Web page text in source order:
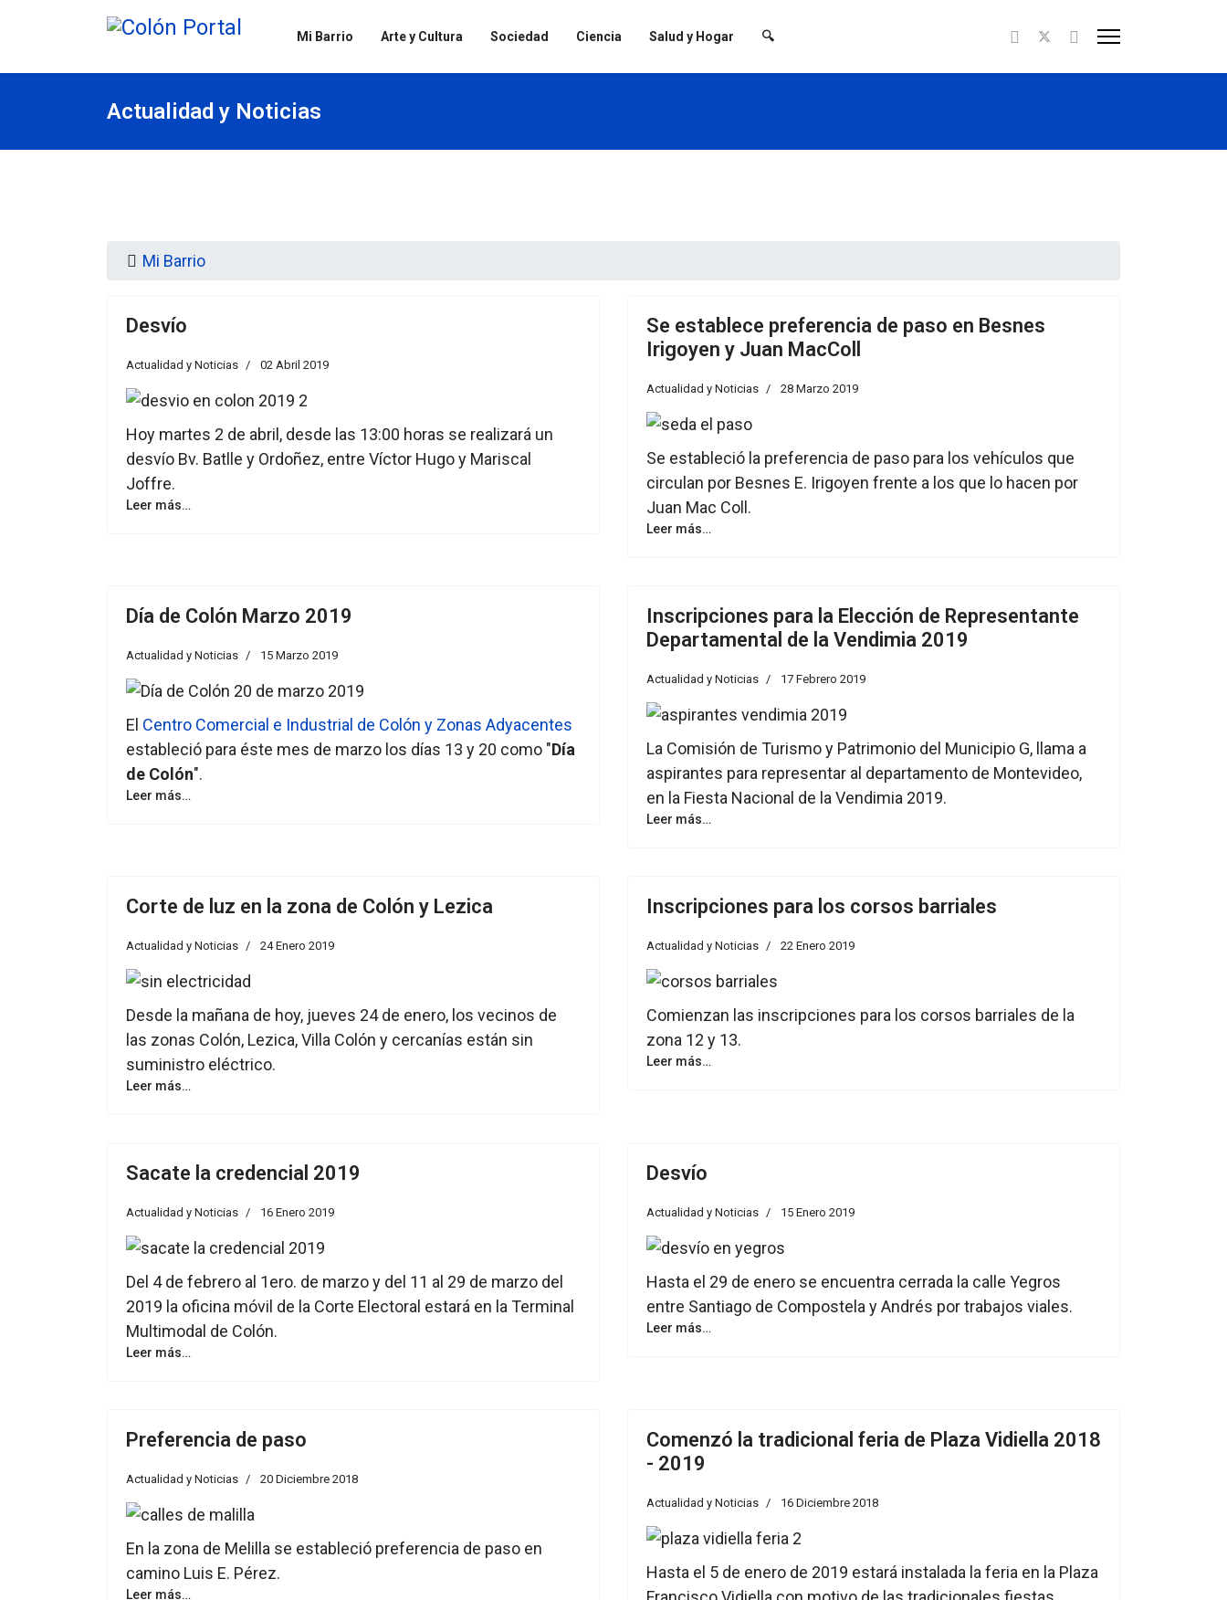
Mi Barrio Arte y Cultura Sociedad Ciencia Salud y Hogar 🔍
Actualidad y Noticias
Mi Barrio
Desvío
Actualidad y Noticias 02 Abril 2019
Hoy martes 2 de abril, desde las 13:00 horas se realizará un
desvío Bv. Batlle y Ordoñez, entre Víctor Hugo y Mariscal
Joffre.
Leer más…
Se establece preferencia de paso en Besnes
Irigoyen y Juan MacColl
Actualidad y Noticias 28 Marzo 2019
Se estableció la preferencia de paso para los vehículos que
circulan por Besnes E. Irigoyen frente a los que lo hacen por
Juan Mac Coll.
Leer más…
Día de Colón Marzo 2019
Actualidad y Noticias 15 Marzo 2019
El Centro Comercial e Industrial de Colón y Zonas Adyacentes
estableció para éste mes de marzo los días 13 y 20 como "Día
de Colón".
Leer más…
Inscripciones para la Elección de Representante
Departamental de la Vendimia 2019
Actualidad y Noticias 17 Febrero 2019
La Comisión de Turismo y Patrimonio del Municipio G, llama a
aspirantes para representar al departamento de Montevideo,
en la Fiesta Nacional de la Vendimia 2019.
Leer más…
Corte de luz en la zona de Colón y Lezica
Actualidad y Noticias 24 Enero 2019
Desde la mañana de hoy, jueves 24 de enero, los vecinos de
las zonas Colón, Lezica, Villa Colón y cercanías están sin
suministro eléctrico.
Leer más…
Inscripciones para los corsos barriales
Actualidad y Noticias 22 Enero 2019
Comienzan las inscripciones para los corsos barriales de la
zona 12 y 13.
Leer más…
Sacate la credencial 2019
Actualidad y Noticias 16 Enero 2019
Del 4 de febrero al 1ero. de marzo y del 11 al 29 de marzo del
2019 la oficina móvil de la Corte Electoral estará en la Terminal
Multimodal de Colón.
Leer más…
Desvío
Actualidad y Noticias 15 Enero 2019
Hasta el 29 de enero se encuentra cerrada la calle Yegros
entre Santiago de Compostela y Andrés por trabajos viales.
Leer más…
Preferencia de paso
Actualidad y Noticias 20 Diciembre 2018
En la zona de Melilla se estableció preferencia de paso en
camino Luis E. Pérez.
Leer más…
Comenzó la tradicional feria de Plaza Vidiella 2018
- 2019
Actualidad y Noticias 16 Diciembre 2018
Hasta el 5 de enero de 2019 estará instalada la feria en la Plaza